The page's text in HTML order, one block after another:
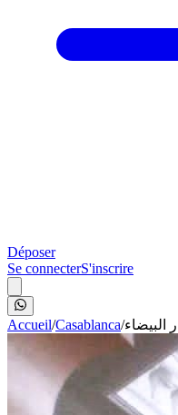
Déposer
Se connecterS'inscrire
Accueil/Casablanca/البيضاء